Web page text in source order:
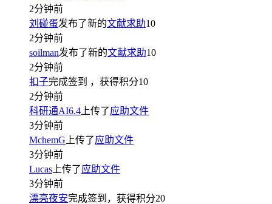
2分钟前
刘碰蛋发布了新的文献求助10
2分钟前
soilman发布了新的文献求助10
2分钟前
扣子完成签到 ，获得积分10
2分钟前
科研通AI6.4 上传了应助文件
3分钟前
MchemG 上传了应助文件
3分钟前
Lucas 上传了应助文件
3分钟前
漂亮夜安完成签到，获得积分20